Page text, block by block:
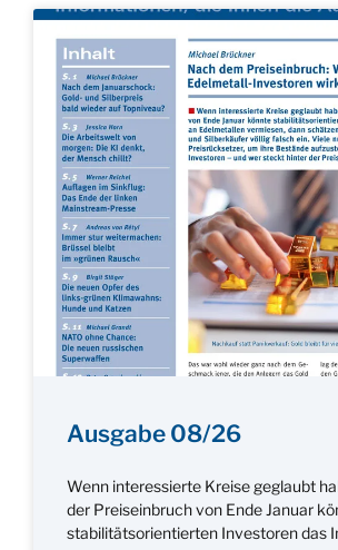
Ausgabe 08/26
Wenn interessierte Kreise geglaubt
der Preiseinbruch von Ende Januar
stabilitätsorientierten Investoren das